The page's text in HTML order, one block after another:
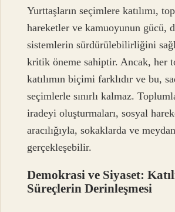
Yurttaşların seçimlere katılımı,
hareketler ve kamuoyunun gücü,
sistemlerin sürdürülebilirliğini
kritik öneme sahiptir. Ancak, her
katılımın biçimi farklıdır ve bu,
seçimlerle sınırlı kalmaz.
iradeyi oluşturmaları, sosyal
aracılığıyla, sokaklarda ve
gerçekleşebilir.
Demokrasi ve Siyaset:
Süreçlerin Derinleşmesi